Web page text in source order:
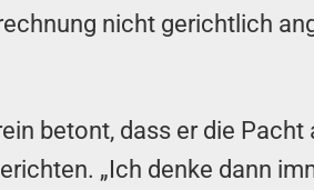
nicht gerichtlich
betont, dass er die
„Ich denke dann